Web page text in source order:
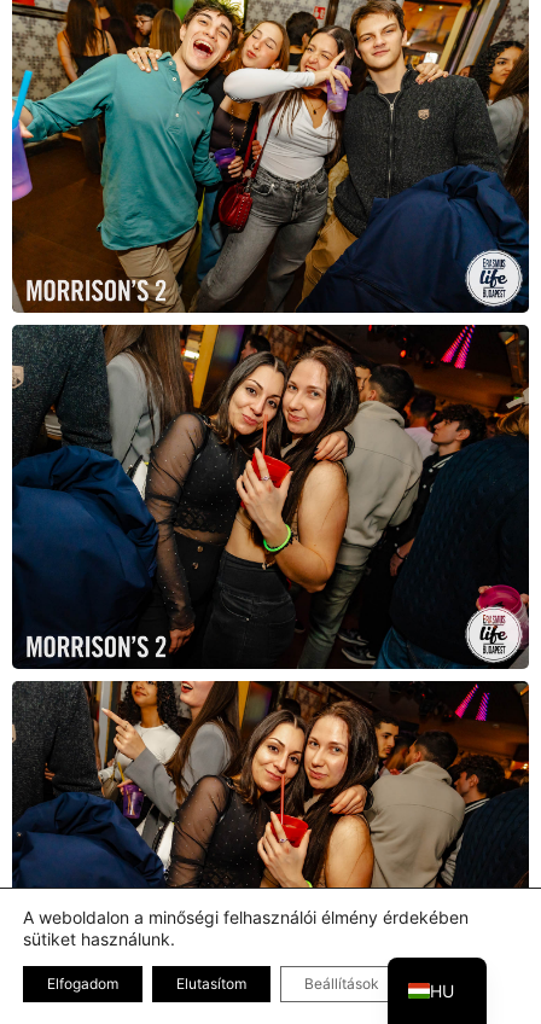
A weboldalon a minőségi felhasználói élmény érdekében
sütiket használunk.
Elfogadom Elutasítom Beállítások Bezárás
HU